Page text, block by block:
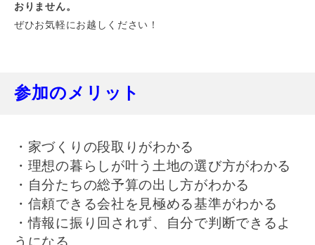
おりません。
ぜひお気軽にお越しください！
参加のメリット
・家づくりの段取りがわかる
・理想の暮らしが叶う土地の選び方がわかる
・自分たちの総予算の出し方がわかる
・信頼できる会社を見極める基準がわかる
・情報に振り回されず、自分で判断できるよ
うになる